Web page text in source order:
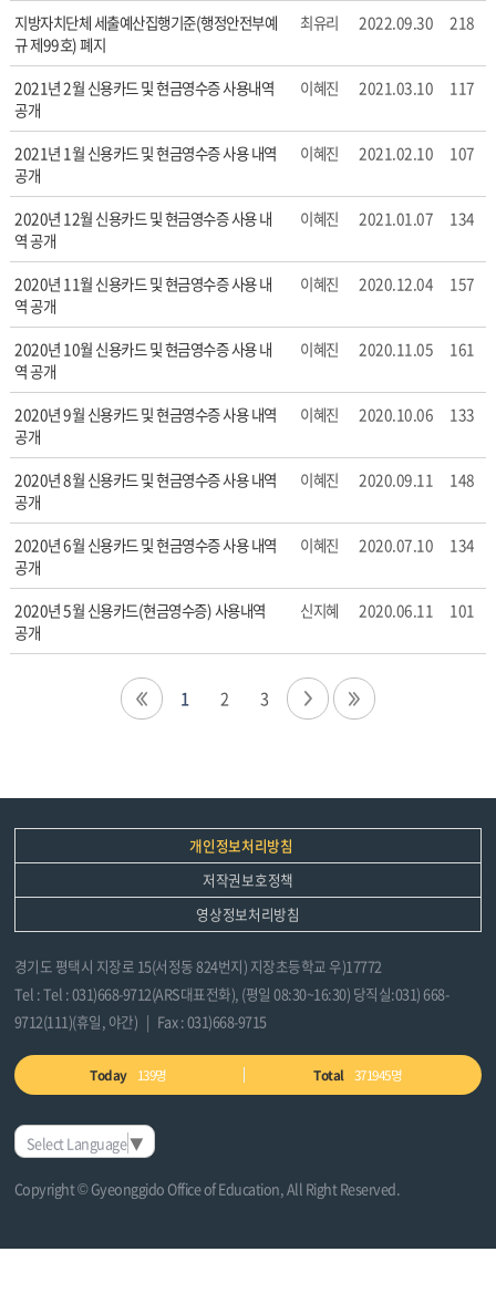
신
용
카
드
사
용
내
역
의
게
시
물
번
호,
제
목,
작
성
자,
등
록
일,
조
회
정
보
있
다.
지방자치단체 세출예산집행기준(행정안전부예
규 제99호) 폐지
최유리 2022.09.30 218
2021년 2월 신용카드 및 현금영수증 사용내역
공개
이혜진 2021.03.10 117
2021년 1월 신용카드 및 현금영수증 사용 내역
공개
이혜진 2021.02.10 107
2020년 12월 신용카드 및 현금영수증 사용 내
역 공개
이혜진 2021.01.07 134
2020년 11월 신용카드 및 현금영수증 사용 내
역 공개
이혜진 2020.12.04 157
2020년 10월 신용카드 및 현금영수증 사용 내
역 공개
이혜진 2020.11.05 161
2020년 9월 신용카드 및 현금영수증 사용 내역
공개
이혜진 2020.10.06 133
2020년 8월 신용카드 및 현금영수증 사용 내역
공개
이혜진 2020.09.11 148
2020년 6월 신용카드 및 현금영수증 사용 내역
공개
이혜진 2020.07.10 134
2020년 5월 신용카드(현금영수증) 사용내역
공개
신지혜 2020.06.11 101
1 2 3
개인정보처리방침
저작권보호정책
영상정보처리방침
경기도 평택시 지장로 15(서정동 824번지) 지장초등학교 우)17772
Tel : Tel : 031)668-9712(ARS대표전화), (평일 08:30~16:30) 당직실:031) 668-
9712(111)(휴일, 야간) | Fax : 031)668-9715
Today 139명 Total 371945명
Select Language▼
Copyright © Gyeonggido Office of Education, All Right Reserved.